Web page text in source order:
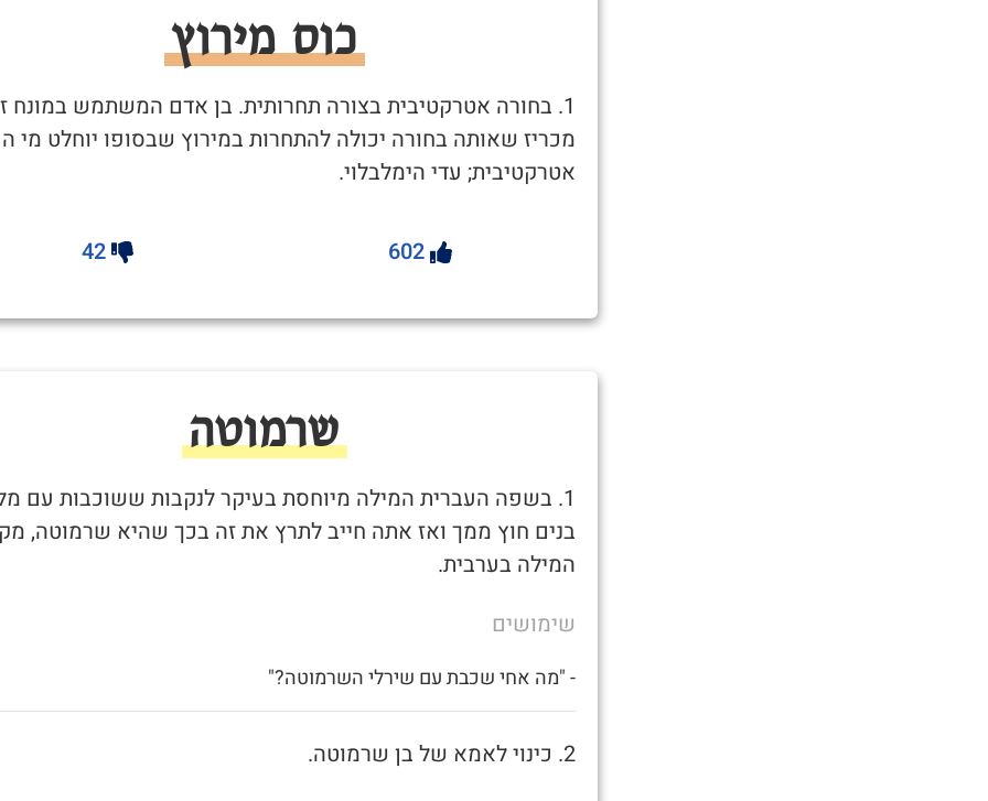
כוס מירוץ
1. בחורה אטרקטיבית בצורה תחרותית. בן אדם המשתמש במונח
מכריז שאותה בחורה יכולה להתחרות במירוץ שבסופו יוחלט מי
אטרקטיבית; עדי הימלבלוי.
602
42
שרמוטה
1. בשפה העברית המילה מיוחסת בעיקר לנקבות ששוכבות עם
בנים חוץ ממך ואז אתה חייב לתרץ את זה בכך שהיא שרמוטה,
המילה בערבית.
שימושים
- "מה אחי שכבת עם שירלי השרמוטה?"
2. כינוי לאמא של בן שרמוטה.